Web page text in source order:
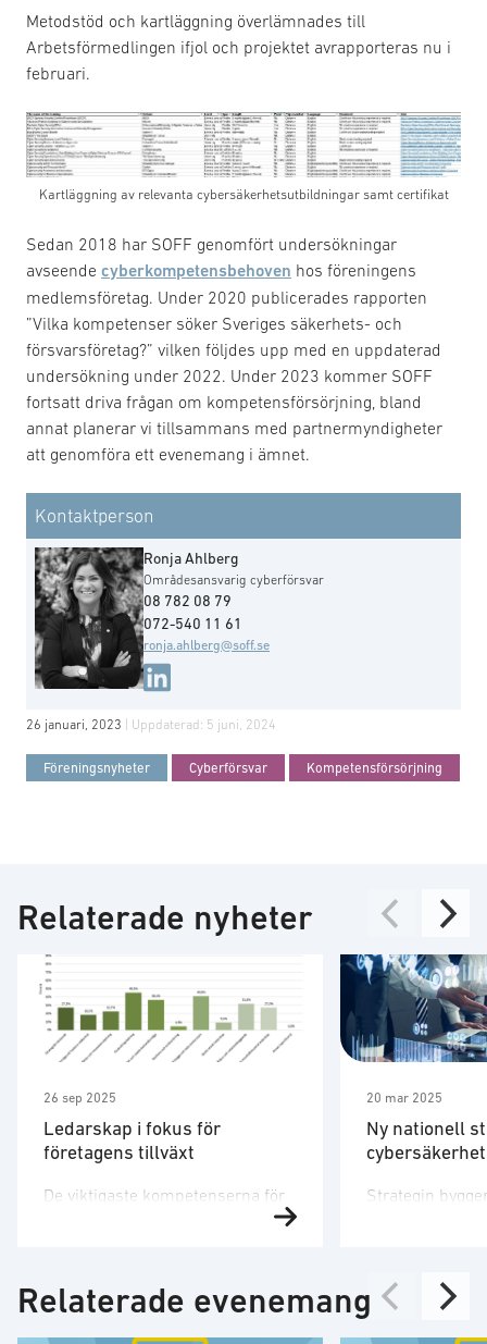
Metodstöd och kartläggning överlämnades till
Arbetsförmedlingen ifjol och projektet avrapporteras nu i
februari.
Kartläggning av relevanta cybersäkerhetsutbildningar samt certifikat
Sedan 2018 har SOFF genomfört undersökningar
avseende cyberkompetensbehoven hos föreningens
medlemsföretag. Under 2020 publicerades rapporten
”Vilka kompetenser söker Sveriges säkerhets- och
försvarsföretag?” vilken följdes upp med en uppdaterad
undersökning under 2022. Under 2023 kommer SOFF
fortsatt driva frågan om kompetensförsörjning, bland
annat planerar vi tillsammans med partnermyndigheter
att genomföra ett evenemang i ämnet.
Kontaktperson
Ronja Ahlberg
Områdesansvarig cyberförsvar
08 782 08 79
072-540 11 61
ronja.ahlberg@soff.se
26 januari, 2023 | Uppdaterad: 5 juni, 2024
Föreningsnyheter Cyberförsvar Kompetensförsörjning
Relaterade nyheter
26 sep 2025
Ledarskap i fokus för
företagens tillväxt
De viktigaste kompetenserna för
framtiden När personer i ledande
ledarskapskompetenserna
20 mar 2025
​Ny nationell
Strategin
gemensam
Relaterade evenemang